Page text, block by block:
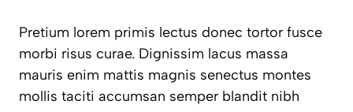
Pretium lorem primis lectus donec tortor fusce
morbi risus curae. Dignissim lacus massa
mauris enim mattis magnis senectus montes
mollis taciti accumsan semper blandit nibh